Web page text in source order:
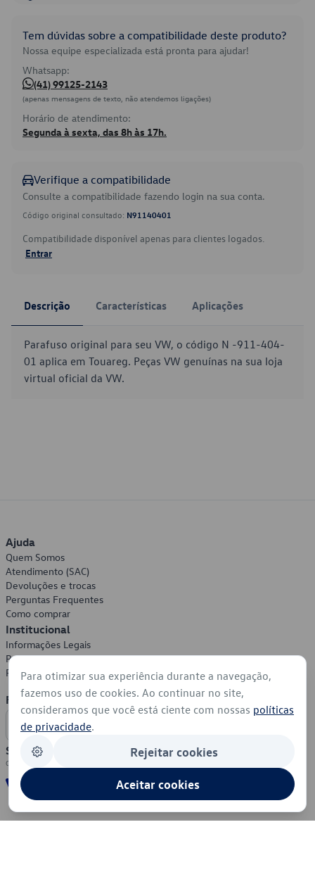
Tem dúvidas sobre a compatibilidade deste produto?
Nossa equipe especializada está pronta para ajudar!
Whatsapp:
(41) 99125-2143
(apenas mensagens de texto, não atendemos ligações)
Horário de atendimento:
Segunda à sexta, das 8h às 17h.
Verifique a compatibilidade
Consulte a compatibilidade fazendo login na sua conta.
Código original consultado: N91140401
Compatibilidade disponível apenas para clientes logados.
Entrar
Descrição Características Aplicações
Parafuso original para seu VW, o código N -911-404-
01 aplica em Touareg. Peças VW genuínas na sua loja
virtual oficial da VW.
Ajuda
Quem Somos
Atendimento (SAC)
Devoluções e trocas
Perguntas Frequentes
Como comprar
Institucional
Informações Legais
Política de Privacidade
Política de Cookies
Formas de Pagamento
Segurança
Para otimizar sua experiência durante a navegação,
fazemos uso de cookies. Ao continuar no site,
consideramos que você está ciente com nossas políticas
de privacidade.
Rejeitar cookies
Aceitar cookies